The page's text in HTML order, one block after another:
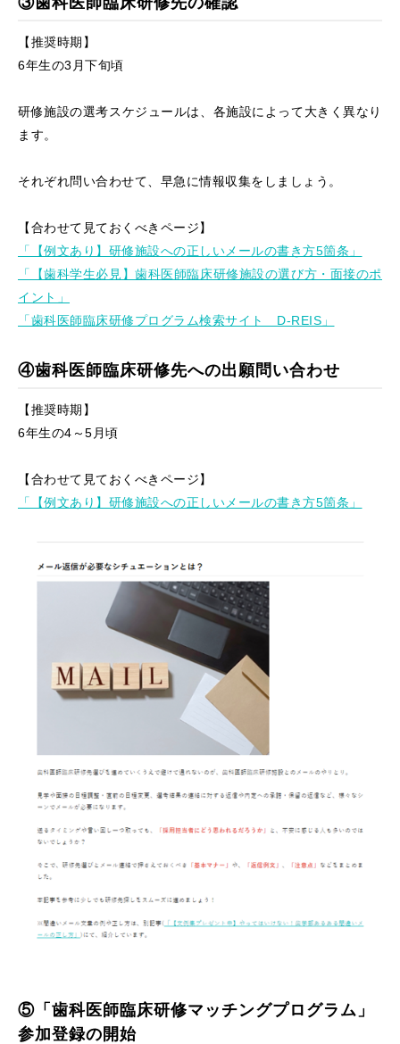
【推奨時期】
6年生の3月下旬頃
研修施設の選考スケジュールは、各施設によって大きく異なり
ます。
それぞれ問い合わせて、早急に情報収集をしましょう。
【合わせて見ておくべきページ】
「【例文あり】研修施設への正しいメールの書き方5箇条」
「【歯科学生必見】歯科医師臨床研修施設の選び方・面接のポ
イント」
「歯科医師臨床研修プログラム検索サイト D-REIS」
④歯科医師臨床研修先への出願問い合わせ
【推奨時期】
6年生の4～5月頃
【合わせて見ておくべきページ】
「【例文あり】研修施設への正しいメールの書き方5箇条」
⑤「歯科医師臨床研修マッチングプログラム」
参加登録の開始